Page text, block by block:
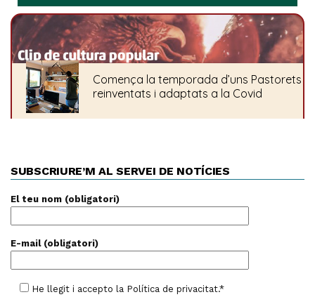
SUBSCRIURE’M AL SERVEI DE NOTÍCIES
El teu nom (obligatori)
E-mail (obligatori)
He llegit i accepto la Política de privacitat.*